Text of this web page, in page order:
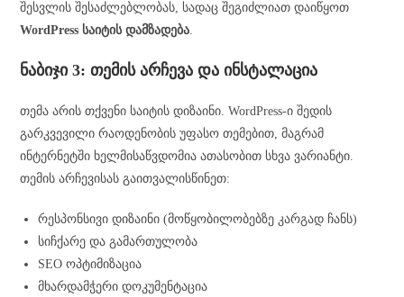
შესვლის შესაძლებლობას, სადაც შეგიძლიათ დაიწყოთ
WordPress საიტის დამზადება.
ნაბიჯი 3: თემის არჩევა და ინსტალაცია
თემა არის თქვენი საიტის დიზაინი. WordPress-ი შედის
გარკვევილი რაოდენობის უფასო თემებით, მაგრამ
ინტერნეტში ხელმისაწვდომია ათასობით სხვა ვარიანტი.
თემის არჩევისას გაითვალისწინეთ:
რესპონსივი დიზაინი (მოწყობილობებზე კარგად ჩანს)
სიჩქარე და გამართულობა
SEO ოპტიმიზაცია
მხარდამჭერი დოკუმენტაცია